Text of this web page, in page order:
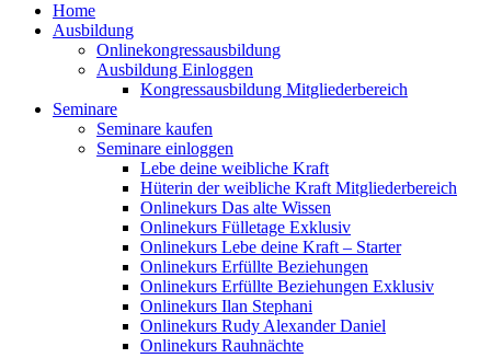
Home
Ausbildung
Onlinekongressausbildung
Ausbildung Einloggen
Kongressausbildung Mitgliederbereich
Seminare
Seminare kaufen
Seminare einloggen
Lebe deine weibliche Kraft
Hüterin der weibliche Kraft Mitgliederbereich
Onlinekurs Das alte Wissen
Onlinekurs Fülletage Exklusiv
Onlinekurs Lebe deine Kraft – Starter
Onlinekurs Erfüllte Beziehungen
Onlinekurs Erfüllte Beziehungen Exklusiv
Onlinekurs Ilan Stephani
Onlinekurs Rudy Alexander Daniel
Onlinekurs Rauhnächte